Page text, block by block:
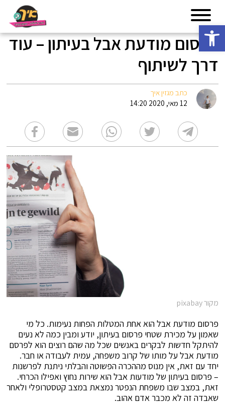
פתח סרגל נגישות
פרסום מודעת אבל בעיתון – עוד
דרך לשיתוף
כתב מגזין איך
12 מאי, 2020 14:20
מקור pixabay
פרסום מודעת אבל הוא אחת המטלות הפחות נעימות. כל מי
שאמון על מכירת שטחי פרסום בעיתון, יודע ומבין כמה לא נעים
להיתקל חדשות לבקרים באנשים שכל מה שהם רוצים הוא לפרסם
מודעת אבל על מותו של קרוב משפחה, עמית לעבודה או חבר.
יחד עם זאת, אין מנוס מההכרה הפשוטה והבלתי ניתנת לפרשנות
– פרסום בעיתון של מודעות אבל הוא שירות נחוץ ואפילו הכרחי.
זאת, במצב שבו משפחת הנפטר נמצאת במצב קטסטרופלי ולאחר
שאבדה זה לא מכבר אדם אהוב.